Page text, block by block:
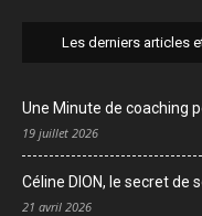
Les derniers articles
Une Minute de coaching
19 juillet 2026
Céline DION, le secret de
21 avril 2026